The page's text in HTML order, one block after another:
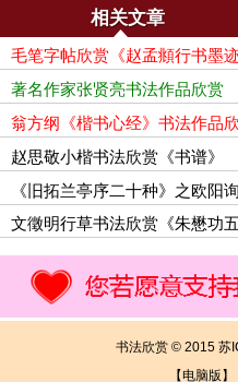
相关文章
毛笔字帖欣赏《赵孟頫行书墨
著名作家张贤亮书法作品欣赏
翁方纲《楷书心经》书法作品
赵思敬小楷书法欣赏《书谱》
《旧拓兰亭序二十种》之欧阳
文徵明行草书法欣赏《朱懋功
书法欣赏 © 2015 苏
【电脑版】